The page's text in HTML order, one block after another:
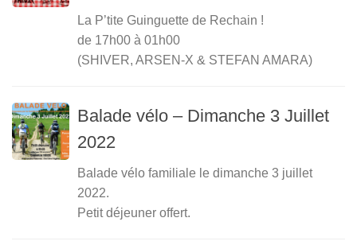
La P’tite Guinguette de Rechain !
de 17h00 à 01h00
(SHIVER, ARSEN-X & STEFAN AMARA)
Balade vélo – Dimanche 3 Juillet
2022
Balade vélo familiale le dimanche 3 juillet
2022.
Petit déjeuner offert.